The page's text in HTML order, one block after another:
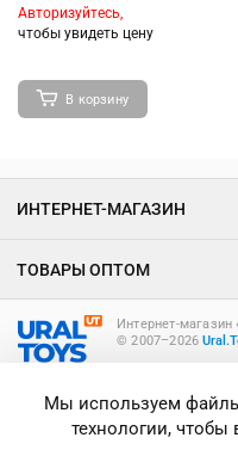
Авторизуйтесь,
чтобы увидеть цену
В корзину
Интернет-
© 2007–2026
ИНТЕРНЕТ-МАГАЗИН
ТОВАРЫ ОПТОМ
Мы используем
технологии, чтобы